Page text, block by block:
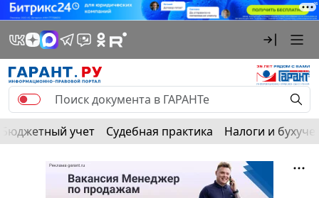
Бюджетный учет Судебная практика Налоги и